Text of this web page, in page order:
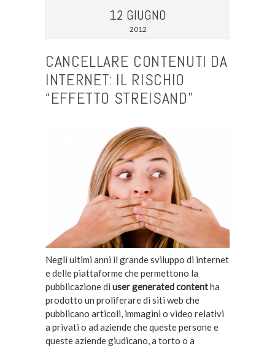
12 GIUGNO
2012
CANCELLARE CONTENUTI DA
INTERNET: IL RISCHIO
“EFFETTO STREISAND”
Negli ultimi anni il grande sviluppo di internet
e delle piattaforme che permettono la
pubblicazione di user generated contentha
prodotto un proliferare di siti web che
pubblicano articoli, immagini o video relativi
a privati o ad aziende che queste persone e
queste aziende giudicano, a torto o a